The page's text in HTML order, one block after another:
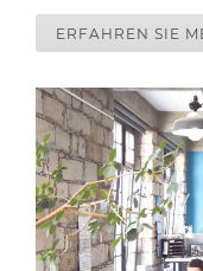
ERFAHREN SIE